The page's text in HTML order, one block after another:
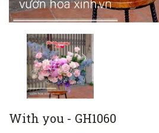
With you - GH1060